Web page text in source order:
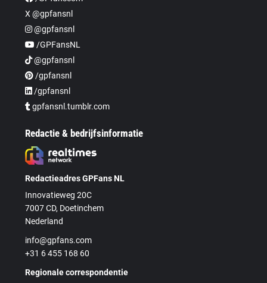
X @gpfansnl
@gpfansnl
/GPFansNL
@gpfansnl
/gpfansnl
/gpfansnl
gpfansnl.tumblr.com
Redactie & bedrijfsinformatie
Redactieadres GPFans NL
Innovatieweg 20C
7007 CD, Doetinchem
Nederland
info@gpfans.com
+31 6 455 168 60
Regionale correspondentie